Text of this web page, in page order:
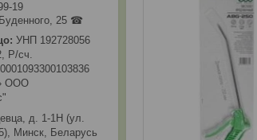
19
25 ☎
УНП 192728056
Р/сч.
ООО
д. 1-1Н (ул.
Минск, Беларусь